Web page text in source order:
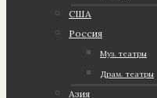
США
Россия
Муз. театры
Драм. театры
Азия